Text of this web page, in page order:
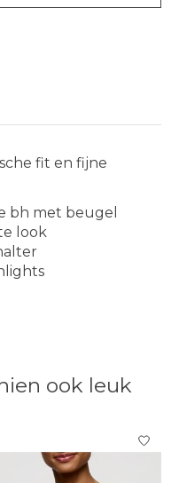
fit en fijne
bh met beugel
look
ook leuk